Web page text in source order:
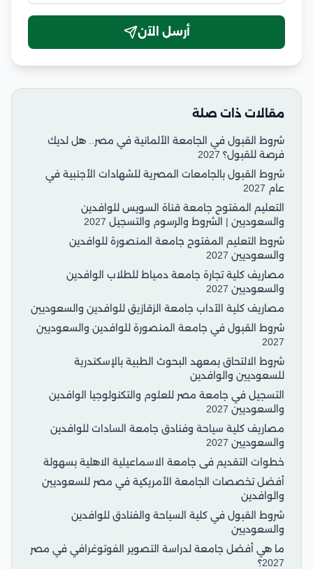
أرسل الآن
مقالات ذات صلة
شروط القبول في الجامعة الألمانية في مصر.. هل لديك
فرصة للقبول؟ 2027
شروط القبول بالجامعات المصرية للشهادات الأجنبية في
عام 2027
التعليم المفتوح جامعة قناة السويس للوافدين
والسعوديين | الشروط والرسوم والتسجيل 2027
شروط التعليم المفتوح جامعة المنصورة للوافدين
والسعوديين 2027
مصاريف كلية تجارة جامعة دمياط للطلاب الوافدين
والسعوديين 2027
مصاريف كلية الآداب جامعة الزقازيق للوافدين والسعوديين
شروط القبول في جامعة المنصورة للوافدين والسعوديين
2027
شروط الالتحاق بمعهد البحوث الطبية بالإسكندرية
للسعوديين والوافدين
التسجيل في جامعة مصر للعلوم والتكنولوجيا الوافدين
والسعوديين 2027
مصاريف كلية سياحة وفنادق جامعة السادات للوافدين
والسعوديين 2027
خطوات التقديم فى جامعة الاسماعيلية الاهلية بسهولة
أفضل تخصصات الجامعة الأمريكية في مصر للسعوديين
والوافدين
شروط القبول في كلية السياحة والفنادق للوافدين
والسعوديين
ما هي أفضل جامعة لدراسة التصوير الفوتوغرافي في مصر
2027؟